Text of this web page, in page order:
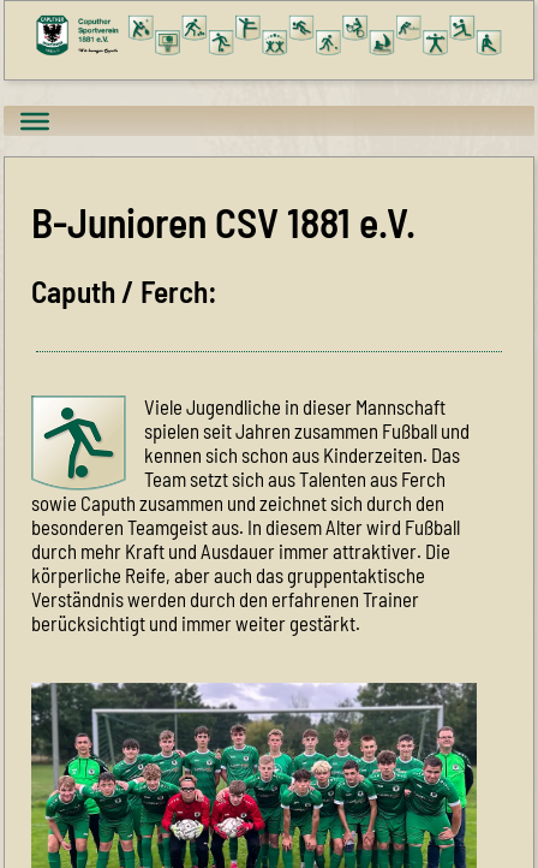
B-Junioren CSV 1881 e.V.
Caputh / Ferch:
Viele Jugendliche in dieser Mannschaft
spielen seit Jahren zusammen Fußball und
kennen sich schon aus Kinderzeiten. Das
Team setzt sich aus Talenten aus Ferch
sowie Caputh zusammen und zeichnet sich durch den
besonderen Teamgeist aus. In diesem Alter wird Fußball
durch mehr Kraft und Ausdauer immer attraktiver. Die
körperliche Reife, aber auch das gruppentaktische
Verständnis werden durch den erfahrenen Trainer
berücksichtigt und immer weiter gestärkt.